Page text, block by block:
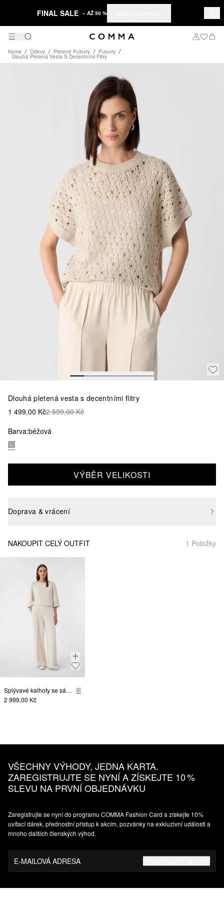
FINAL SALE – AŽ 50 %
Home Odevy Pletené Pulovry Pulovry
Dlouhá Pletená Vesta S Decentními Flitry
Dlouhá pletená vesta s decentními flitry
1 499,00 Kč2 599,00 Kč
Barva:béžová
VÝBĚR VELIKOSTI
Doprava & vrácení
NAKOUPIT CELÝ OUTFIT 1 Položky
Splývavé kalhoty se sámky a elastickým pasem
2 999,00 Kč
VŠECHNY VÝHODY, JEDNA KARTA.
ZAREGISTRUJTE SE NYNÍ A ZÍSKEJTE 10 %
SLEVU NA PRVNÍ OBJEDNÁVKU
Zaregistrujte se nyní do programu COMMA Fashion Card a získejte 10%
uvítací dárek, přednostní přístup k akcím, pozvánky na exkluzivní události a
mnoho dalších členských výhod.
E-MAILOVÁ ADRESA